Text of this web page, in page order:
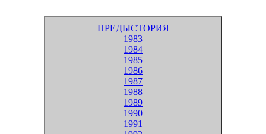
ПРЕДЫСТОРИЯ
1983
1984
1985
1986
1987
1988
1989
1990
1991